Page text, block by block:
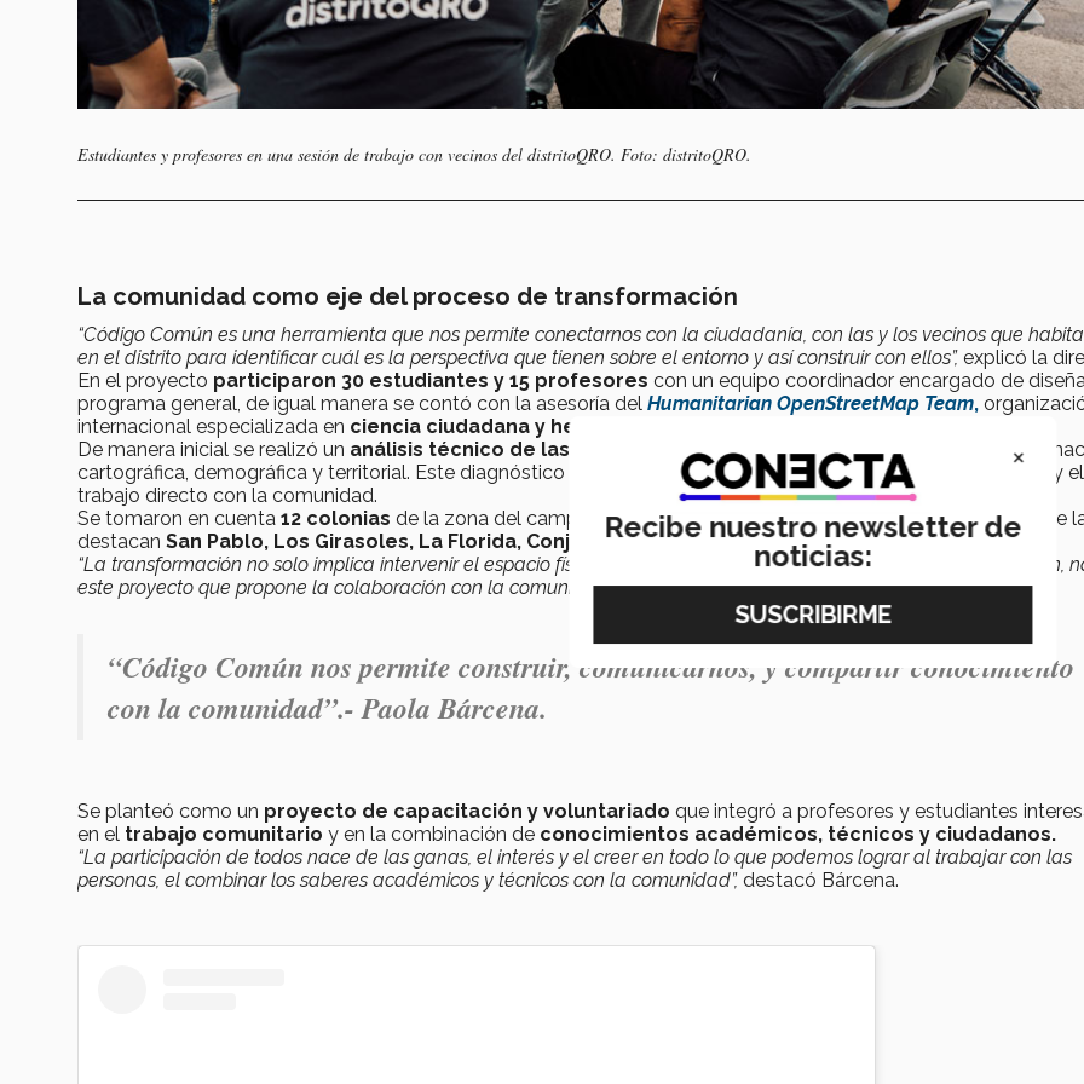
Estudiantes y profesores en una sesión de trabajo con vecinos del distritoQRO. Foto: distritoQRO.
La comunidad como eje del proceso de transformación
“Código Común es una herramienta que nos permite conectarnos con la ciudadanía, con las y los vecinos que
en el distrito para identificar cuál es la perspectiva que tienen sobre el entorno y así construir con ellos”, explicó la
En el proyecto participaron 30 estudiantes y 15 profesores con un equipo coordinador encargado de
programa general, de igual manera se contó con la asesoría del Humanitarian OpenStreetMap Team,
internacional especializada en ciencia ciudadana y herramientas de mapeo participativo.
De manera inicial se realizó un análisis técnico de las colonias
que conforman el distrito, que incluyó
cartográfica, demográfica y territorial. Este diagnóstico fue el primer paso, a lo que le siguió la escucha activa y el
trabajo directo con la comunidad.
Se tomaron en cuenta 12 colonias de la zona del campus contempladas en el polígono dedistritoQROentre
destacan San Pablo, Los Girasoles, La Florida, Conjunto Parques y Constituyentes Fovissste.
“La transformación no solo implica intervenir el espacio físico, sino escuchar a quienes lo habitan. Desde esta visión,
este proyecto que propone la colaboración con la comunidad”,expresó Paola.
“Código Común nos permite construir, comunicarnos, y compartir conocimiento
con la comunidad”.-Paola Bárcena.
Se planteó como un proyecto de capacitación y voluntariado que integró a profesores y estudiantes
en el trabajo comunitario y en la combinación de conocimientos académicos, técnicos y ciudadanos.
“La participación de todos nace de las ganas, el interés y el creer en todo lo que podemos lograr al trabajar con las
personas, el combinar los saberes académicos y técnicos con la comunidad”, destacó Bárcena.
×
Recibe nuestro newsletter de
noticias: